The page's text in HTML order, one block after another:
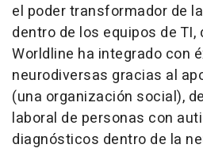
el poder transformador de
dentro de los equipos de
Worldline ha integrado con
neurodiversas gracias al
(una organización social),
laboral de personas con
diagnósticos dentro de la